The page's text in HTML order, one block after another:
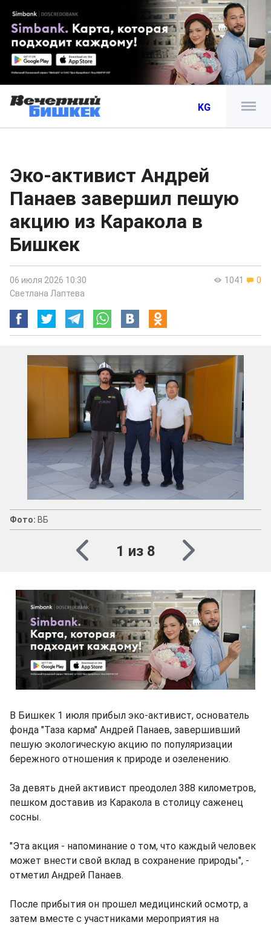
KG
Эко-активист Андрей
Панаев завершил пешую
акцию из Каракола в
Бишкек
1041 0
06 июля 2026 10:30
Светлана Лаптева
Фото: ВБ
1 из 8
В Бишкек 1 июля прибыл эко-активист, основатель
фонда "Таза карма" Андрей Панаев, завершивший
пешую экологическую акцию по популяризации
бережного отношения к природе и озеленению.
За девять дней активист преодолел 388 километров,
пешком доставив из Каракола в столицу саженец
сосны.
"Эта акция - напоминание о том, что каждый человек
может внести свой вклад в сохранение природы", -
отметил Андрей Панаев.
После прибытия он прошел медицинский осмотр, а
затем вместе с участниками мероприятия на